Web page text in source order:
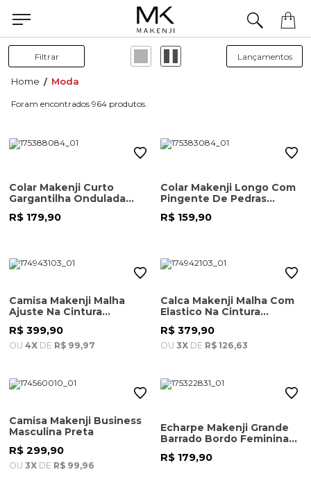
Filtrar
Moda
964
Colar Makenji Curto
Gargantilha Ondulada
Feminino Dourado
R$ 179,90
Colar Makenji Longo Com
Pingente De Pedras
Feminino Dourado
R$ 159,90
Camisa Makenji Malha
Ajuste Na Cintura
Feminina Verde Militar
R$ 399,90
OU 4X DE R$ 99,97
Calca Makenji Malha Com
Elastico Na Cintura
Feminina Verde Militar
R$ 379,90
OU 3X DE R$ 126,63
Camisa Makenji Business
Masculina Preta
R$ 299,90
OU 3X DE R$ 99,96
Echarpe Makenji Grande
Barrado Bordo Feminina
Estampa
R$ 179,90